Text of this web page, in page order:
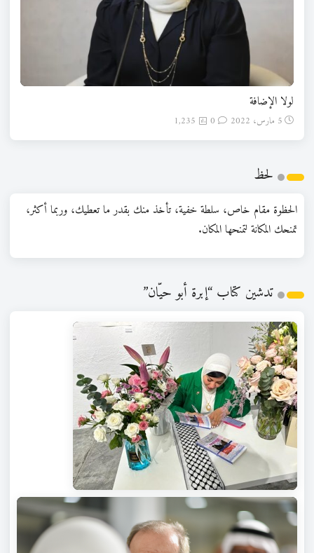
لولا الإضافة
5 مارس، 2022 1,235
لحظ
الحظوة مقام خاص، سلطة خفية، تأخذ منك بقدر ما تعطيك، وربما أكثر،
تمنحك المكانة لتمنحها المكان.
تدشين كتاب “إبرة أبو حيّان”